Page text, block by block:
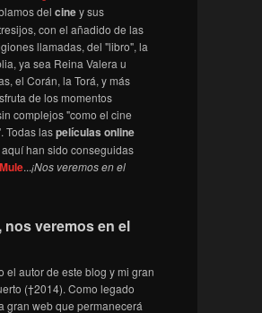
del ciney sus
con el añadido de las
llamadas, del "libro", la
ya sea Reina Valera u
el Corán, la Torá, y más
de los momentos
complejos "como el cine
Todas laspelículas online
han sido conseguidas
...¡Nos veremos en el
nos veremos en el
el autor de este blog y mi gran
(†2014). Como legado
gran web que permanecerá